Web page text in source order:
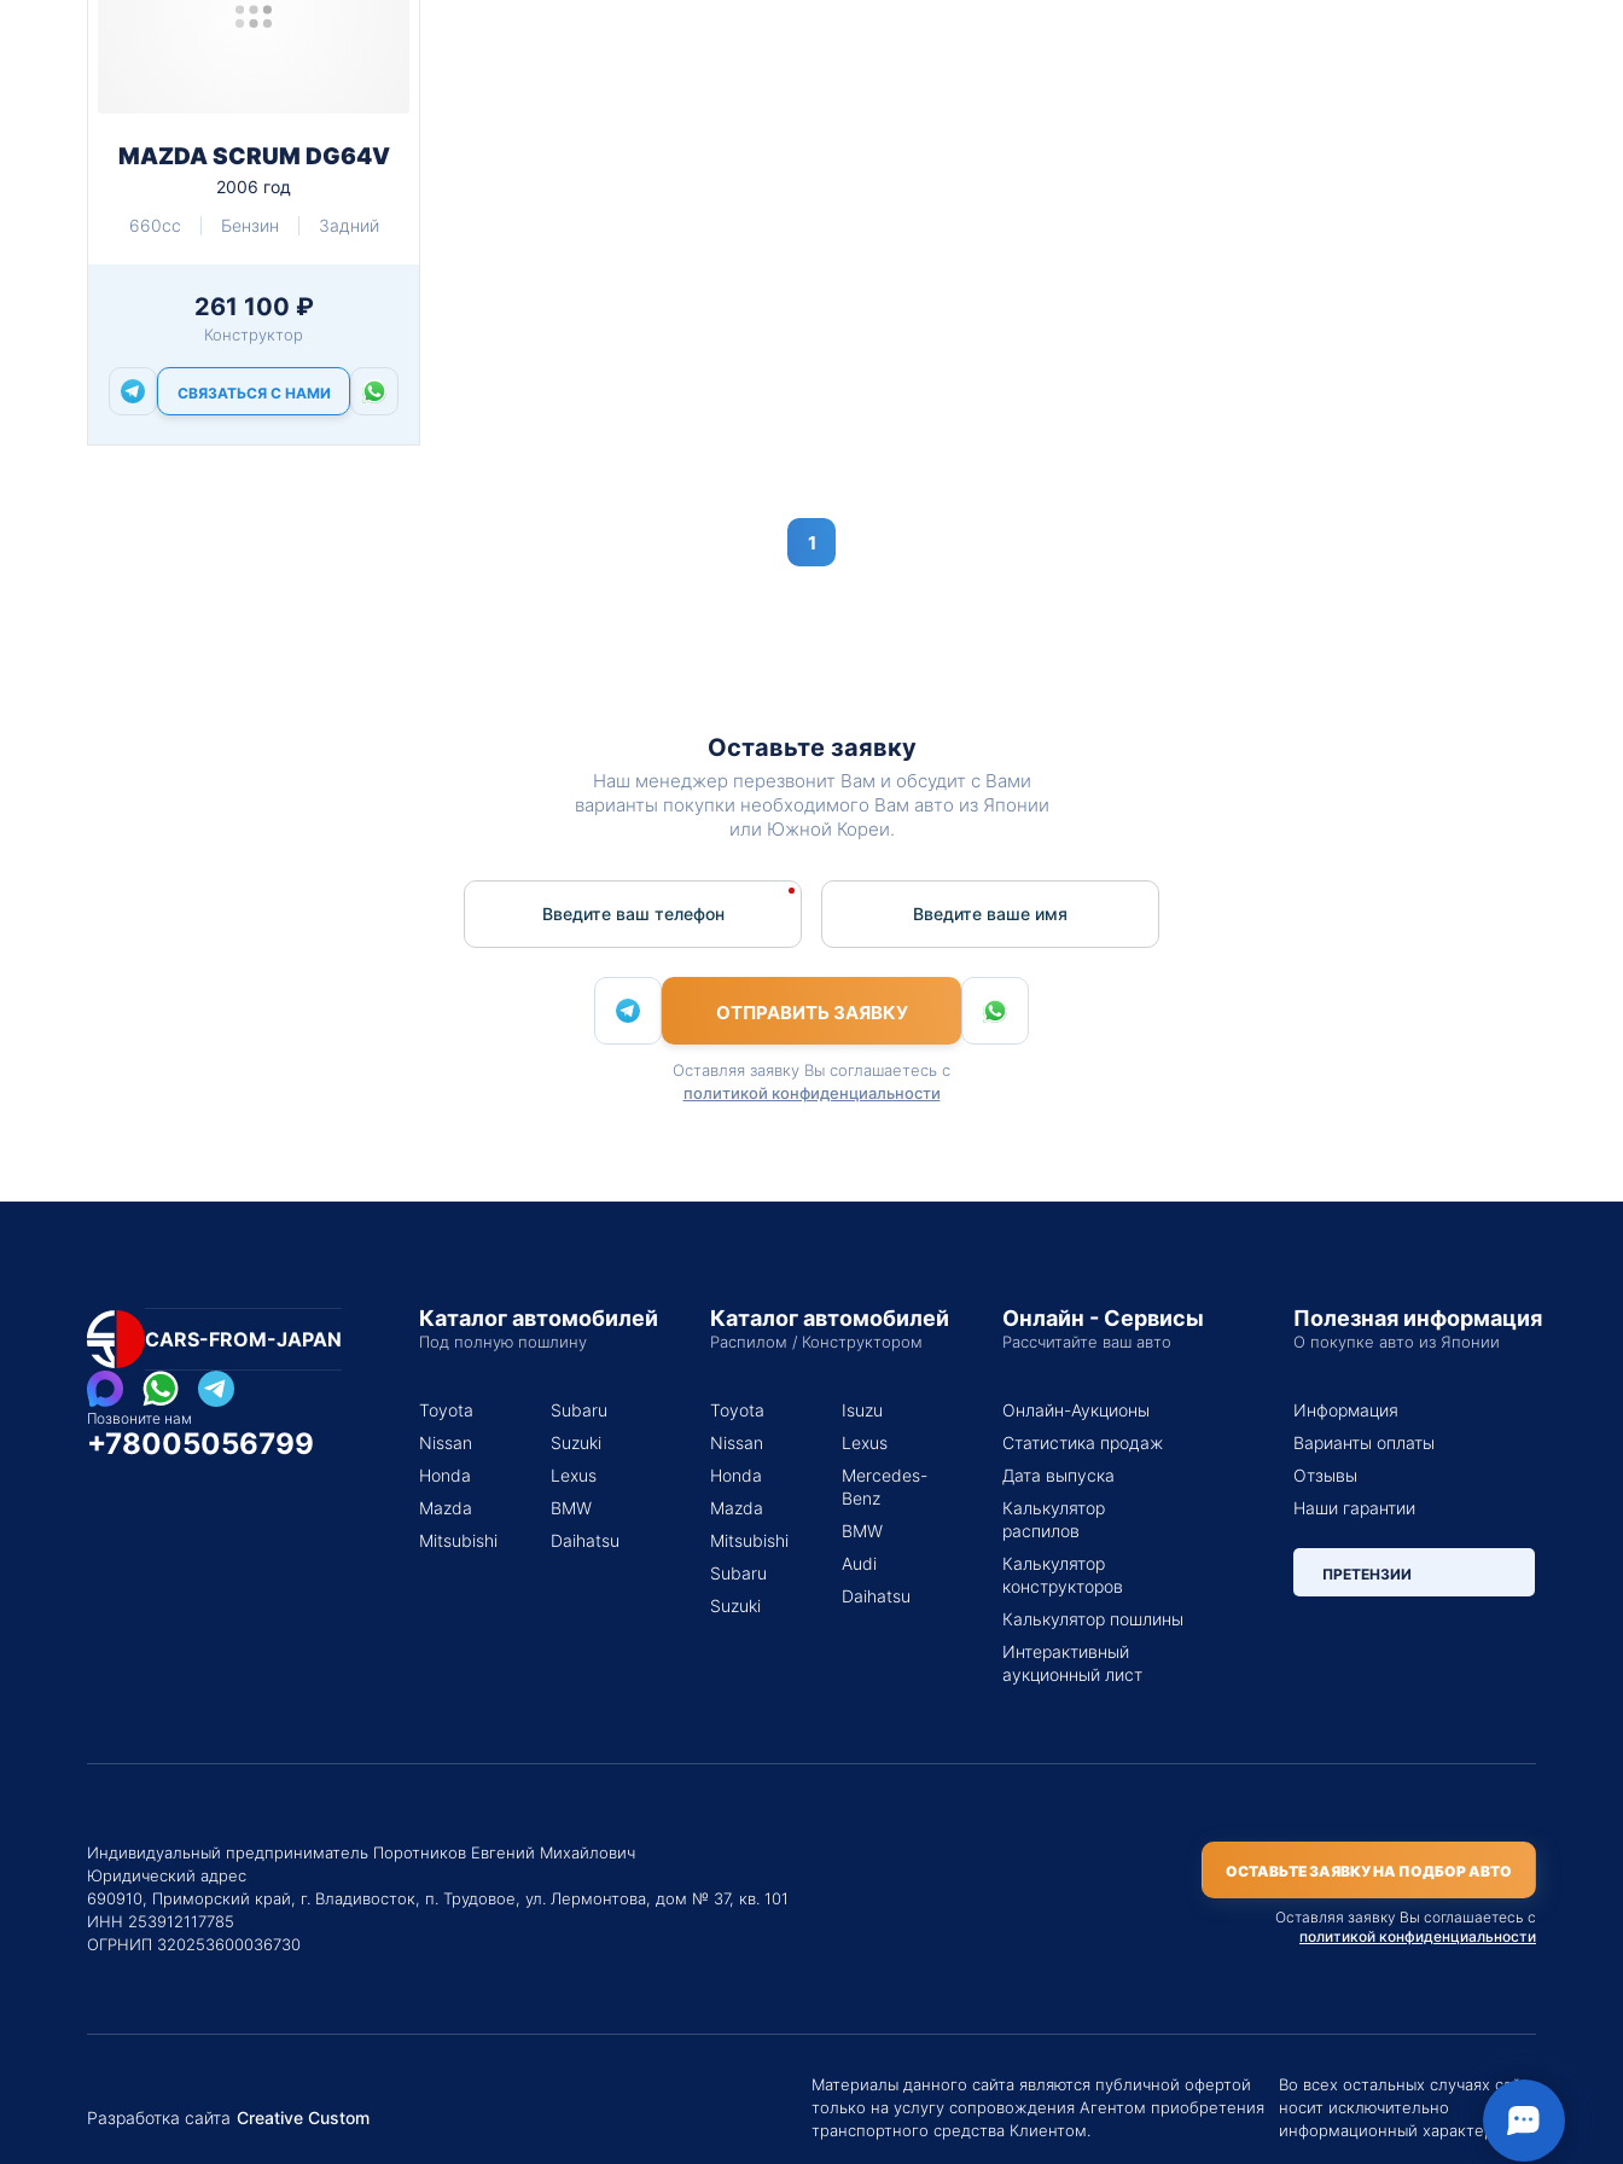
MAZDA SCRUM DG64V
2006 год
660cc
Бензин Задний
261 100 ₽
Конструктор
СВЯЗАТЬСЯ С НАМИ
1
Оставьте заявку
Наш менеджер перезвонит Вам и обсудит с Вами
варианты покупки необходимого Вам авто из Японии
или Южной Кореи.
Введите ваш телефон Введите вашe имя
ОТПРАВИТЬ ЗАЯВКУ
Оставляя заявку Вы соглашаетесь с
политикой конфиденциальности
CARS-FROM-JAPAN
Позвоните нам
+78005056799
Каталог автомобилей
Под полную пошлину
Toyota
Nissan
Honda
Mazda
Mitsubishi
Subaru
Suzuki
Lexus
BMW
Daihatsu
Каталог автомобилей
Распилом / Конструктором
Toyota
Nissan
Honda
Mazda
Mitsubishi
Subaru
Suzuki
Isuzu
Lexus
Mercedes-
Benz
BMW
Audi
Daihatsu
Онлайн - Сервисы
Рассчитайте ваш авто
Онлайн-Аукционы
Статистика продаж
Дата выпуска
Калькулятор
распилов
Калькулятор
конструкторов
Калькулятор пошлины
Интерактивный
аукционный лист
Полезная информация
О покупке авто из Японии
Информация
Варианты оплаты
Отзывы
Наши гарантии
ПРЕТЕНЗИИ
Индивидуальный предприниматель Поротников Евгений Михайлович
Юридический адрес
690910, Приморский край, г. Владивосток, п. Трудовое, ул. Лермонтова, дом № 37, кв. 101
ИНН 253912117785
ОГРНИП 320253600036730
ОСТАВЬТЕ ЗАЯВКУ НА ПОДБОР АВТО
Оставляя заявку Вы соглашаетесь с
политикой конфиденциальности
Материалы данного сайта являются публичной офертой
только на услугу сопровождения Агентом приобретения
транспортного средства Клиентом.
Во всех остальных случаях сайт
носит исключительно
информационный характер.
Разработка сайта Creative Custom
Евгений Хоменко
Сроки поставки, условия договора и пр.) можете
задать их мне в чат!